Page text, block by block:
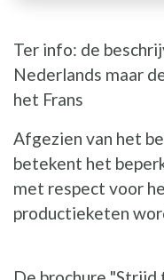
Ter info: de
Nederlands maar
het Frans
Afgezien van het
betekent het
met respect voor
productieketen